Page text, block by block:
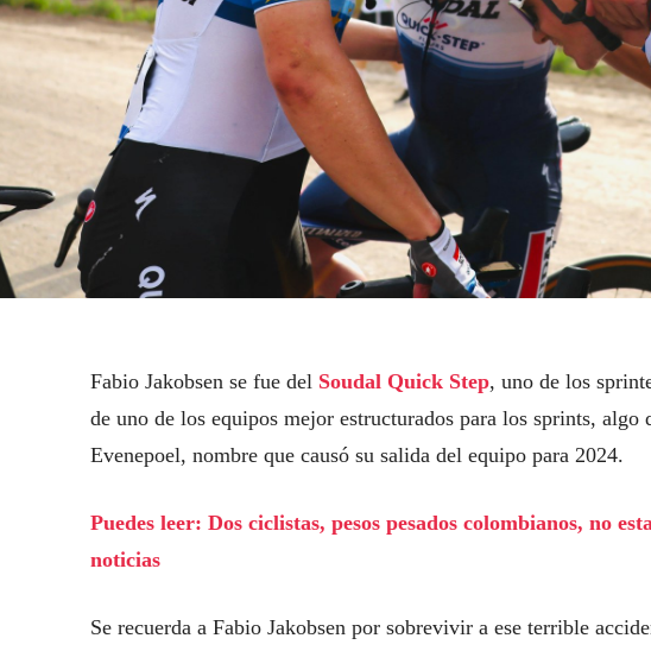
Fabio Jakobsen se fue del Soudal Quick Step, uno de los
de uno de los equipos mejor estructurados para los sprints,
Evenepoel, nombre que causó su salida del equipo para 2024.
Puedes leer: Dos ciclistas, pesos pesados colombianos, no
noticias
Se recuerda a Fabio Jakobsen por sobrevivir a ese terrible